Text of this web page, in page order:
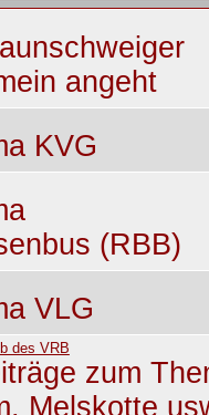
angeht
KVG
(RBB)
VLG
des VRB
zum
Melskotte